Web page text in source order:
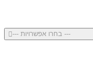
--- בחרו אפשרויות ---